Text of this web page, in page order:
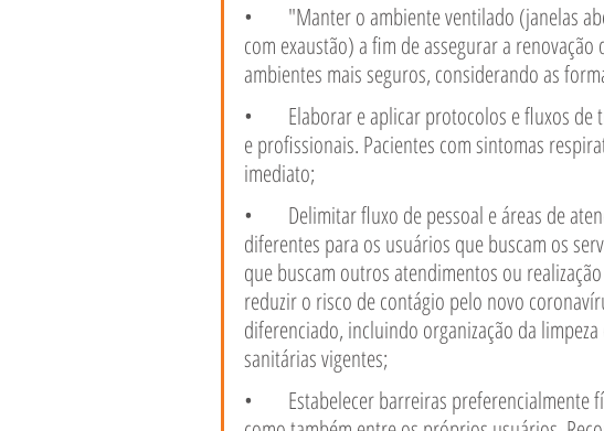
•	"Manter o ambiente ventilado (janelas abertas ou com sistema de climatização
com exaustão) a fim de assegurar a
ambientes mais seguros, considerando as
•	Elaborar e aplicar protocolos e fluxos de trabalho, como a triagem de pacientes
e profissionais. Pacientes com sintomas
imediato;
•	Delimitar fluxo de pessoal e áreas de atendimento, espera e pagamento,
diferentes para os usuários que buscam os
que buscam outros atendimentos ou
reduzir o risco de contágio pelo novo
diferenciado, incluindo organização da
sanitárias vigentes;
•	Estabelecer barreiras preferencialmente físicas entre funcionários e usuários,